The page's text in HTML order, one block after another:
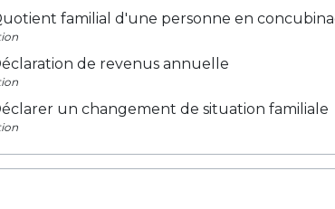
familial d'une personne en
de revenus annuelle
un changement de situation familiale